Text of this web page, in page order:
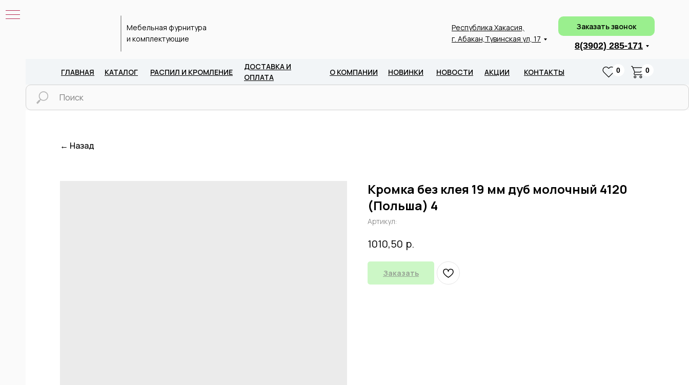
Республика Хакасия,
г. Абакан,Тувинская ул, 17
8(3902) 285-171
Заказать звонок
Мебельная фурнитура
и комплектующие
0
0
ГЛАВНАЯ КАТАЛОГ РАСПИЛ И КРОМЛЕНИЕ
ДОСТАВКА И
ОПЛАТА
О КОМПАНИИ АКЦИИ
НОВОСТИ
НОВИНКИ КОНТАКТЫ
← Назад
Кромка без клея 19 мм дуб молочный 4120
(Польша) 4
Артикул:
1010,50 р.
Заказать